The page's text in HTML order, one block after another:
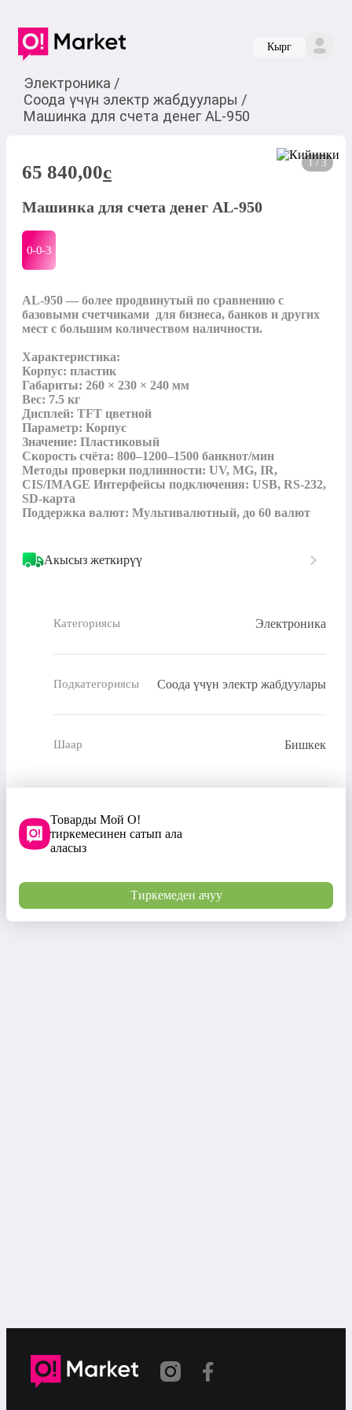
Кырг
Электроника /
Соода үчүн электр жабдуулары /
Машинка для счета денег AL-950
1 / 3
65 840,00c
Машинка для счета денег AL-950
0-0-3
AL-950 — более продвинутый по сравнению с
базовыми счетчиками  для бизнеса, банков и других
мест с большим количеством наличности.
Характеристика:
Корпус: пластик
Габариты: 260 × 230 × 240 мм
Вес: 7.5 кг
Дисплей: TFT цветной
Параметр: Корпус
Значение: Пластиковый
Скорость счёта: 800–1200–1500 банкнот/мин
Методы проверки подлинности: UV, MG, IR,
CIS/IMAGE Интерфейсы подключения: USB, RS-232,
SD-карта
Поддержка валют: Мультивалютный, до 60 валют
Акысыз жеткирүү
Категориясы Электроника
Подкатегориясы Соода үчүн электр жабдуулары
Шаар Бишкек
Товарды Мой О!
тиркемесинен сатып ала
аласыз
Тиркемеден ачуу